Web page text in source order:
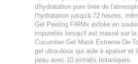
d'hydratation pure tirée de
l'hydratation jusqu'à 72 heures,
Gel Peeling FIRMx exfolie en
impuretés lorsqu'il est massé sur
Cucumber Gel Mask Extreme De-
gel ultra-doux qui aide à apaiser et
peau avec 10 extraits botaniques.